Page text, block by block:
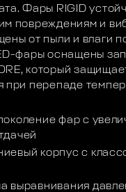
Фары RIGID
повреждениям и
от пыли и влаги
фары оснащены
который
при перепаде
фар с
корпус с
выравнивания